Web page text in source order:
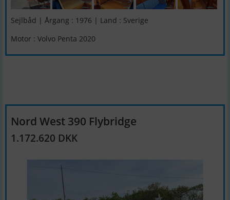
Sejlbåd | Årgang : 1976 | Land : Sverige
Motor : Volvo Penta 2020
Nord West 390 Flybridge
1.172.620 DKK